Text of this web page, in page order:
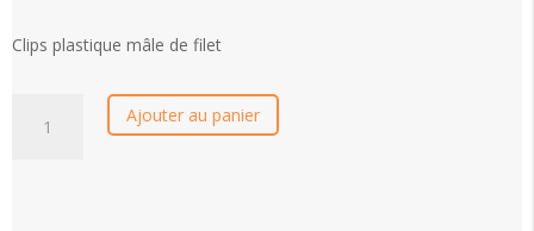
Clips plastique mâle de filet
Ajouter au panier